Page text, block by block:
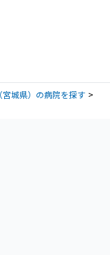
宮城県）の病院を探す